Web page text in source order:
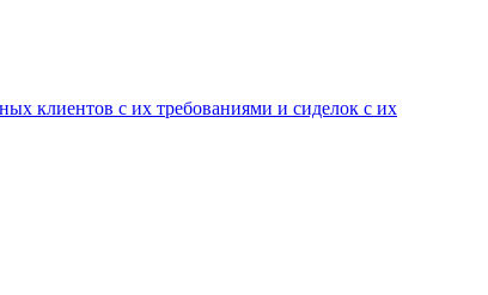
клиентов с их требованиями и сиделок с их